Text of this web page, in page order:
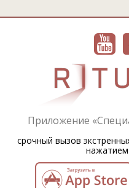
Приложение
срочный вызов